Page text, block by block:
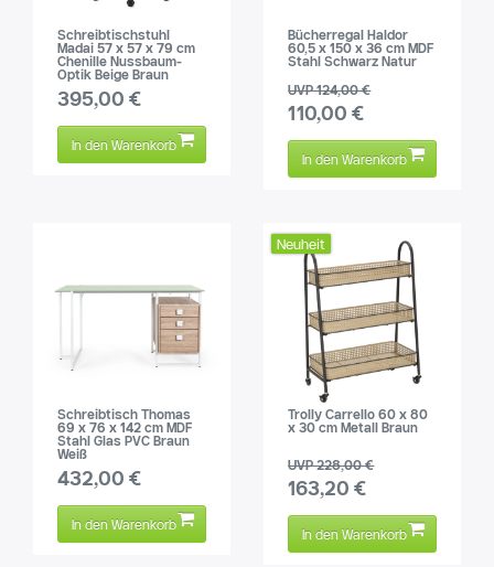
Schreibtischstuhl
Madai 57 x 57 x 79 cm
Chenille Nussbaum-
Optik Beige Braun
395,00 €
In den Warenkorb
Bücherregal Haldor
60,5 x 150 x 36 cm MDF
Stahl Schwarz Natur
UVP 124,00 €
110,00 €
In den Warenkorb
Schreibtisch Thomas
69 x 76 x 142 cm MDF
Stahl Glas PVC Braun
Weiß
432,00 €
In den Warenkorb
Neuheit
Trolly Carrello 60 x 80
x 30 cm Metall Braun
UVP 228,00 €
163,20 €
In den Warenkorb